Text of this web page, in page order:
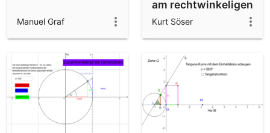
Manuel Graf
am rechtwinkeligen
Dreieck
Kurt Söser